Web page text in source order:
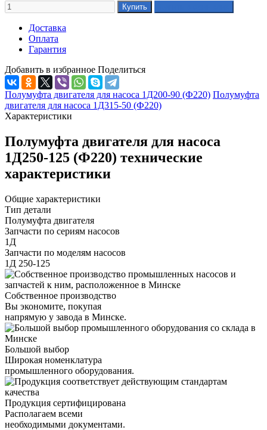
Доставка
Оплата
Гарантия
Добавить в избранное Поделиться
Полумуфта двигателя для насоса 1Д200-90 (Ф220) Полумуфта
двигателя для насоса 1Д315-50 (Ф220)
Характеристики
Полумуфта двигателя для насоса
1Д250-125 (Ф220) технические
характеристики
Общие характеристики
Тип детали
Полумуфта двигателя
Запчасти по сериям насосов
1Д
Запчасти по моделям насосов
1Д 250-125
Собственное производство
Вы экономите, покупая
напрямую у завода в Минске.
Большой выбор
Широкая номенклатура
промышленного оборудования.
Продукция сертифицирована
Располагаем всеми
необходимыми документами.